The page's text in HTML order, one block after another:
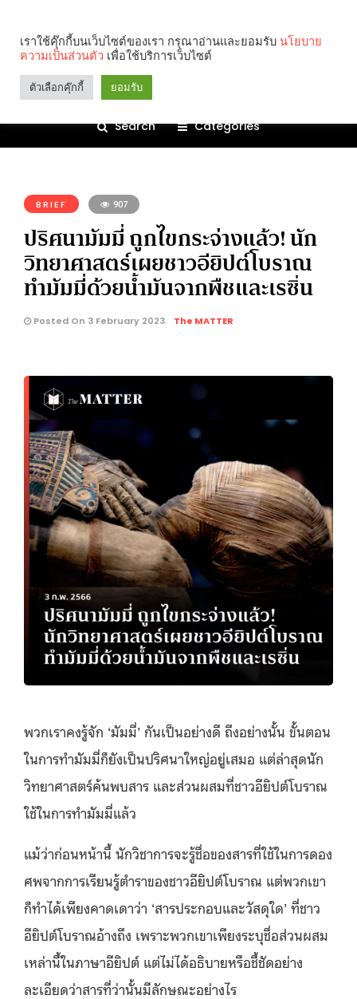
Search Categories
BRIEF 907
ปริศนามัมมี่ ถูกไขกระจ่างแล้ว! นัก
วิทยาศาสตร์เผยชาวอียิปต์โบราณ
ทำมัมมี่ด้วยน้ำมันจากพืชและเรซิ่น
Posted On 3 February 2023 The MATTER
พวกเราคงรู้จัก ‘มัมมี่’ กันเป็นอย่างดี ถึงอย่างนั้น ขั้นตอน
ในการทำมัมมี่ก็ยังเป็นปริศนาใหญ่อยู่เสมอ แต่ล่าสุดนัก
วิทยาศาสตร์ค้นพบสาร และส่วนผสมที่ชาวอียิปต์โบราณ
ใช้ในการทำมัมมี่แล้ว
แม้ว่าก่อนหน้านี้ นักวิชาการจะรู้ชื่อของสารที่ใช้ในการดอง
ศพจากการเรียนรู้ตำราของชาวอียิปต์โบราณ แต่พวกเขา
ก็ทำได้เพียงคาดเดาว่า ‘สารประกอบและวัสดุใด’ ที่ชาว
อียิปต์โบราณอ้างถึง เพราะพวกเขาเพียงระบุชื่อส่วนผสม
เหล่านี้ในภาษาอียิปต์ แต่ไม่ได้อธิบายหรือชี้ชัดอย่าง
ละเอียดว่าสารที่ว่านั้นมีลักษณะอย่างไร
เราใช้คุ๊กกี้บนเว็บไซต์ของเรา กรุณาอ่านและยอมรับ นโยบาย
ความเป็นส่วนตัว เพื่อใช้บริการเว็บไซต์
ตัวเลือกคุ๊กกี้ ยอมรับ